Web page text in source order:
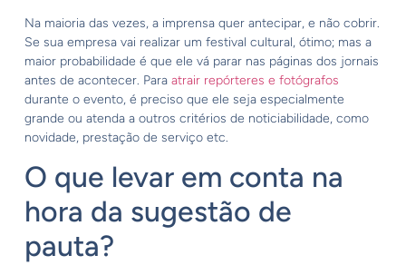
Na maioria das vezes, a imprensa quer antecipar, e não cobrir.
Se sua empresa vai realizar um festival cultural, ótimo; mas a
maior probabilidade é que ele vá parar nas páginas dos jornais
antes de acontecer. Para atrair repórteres e fotógrafos
durante o evento, é preciso que ele seja especialmente
grande ou atenda a outros critérios de noticiabilidade, como
novidade, prestação de serviço etc.
O que levar em conta na
hora da sugestão de
pauta?